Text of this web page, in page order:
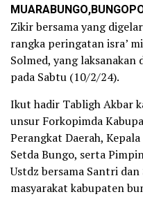
Zikir bersama yang
rangka peringatan isra’
Solmed, yang laksanakan
pada Sabtu (10/2/24).
Ikut hadir Tabligh Akbar
unsur Forkopimda
Perangkat Daerah,
Setda Bungo, serta
Ustdz bersama Santri
masyarakat kabupaten